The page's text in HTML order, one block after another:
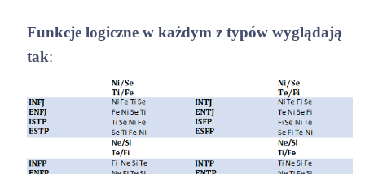
Funkcje logiczne w każdym z typów wyglądają
tak: